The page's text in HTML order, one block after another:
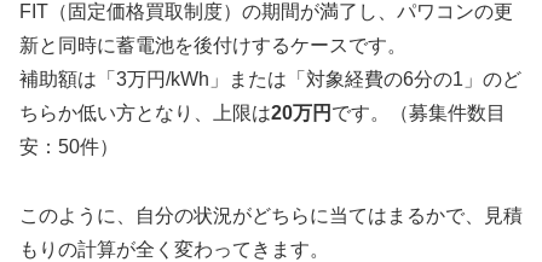
FIT（固定価格買取制度）の期間が満了し、パワコンの更
新と同時に蓄電池を後付けするケースです。
補助額は「3万円/kWh」または「対象経費の6分の1」のど
ちらか低い方となり、上限は20万円 です。（募集件数目
安：50件）
このように、自分の状況がどちらに当てはまるかで、見積
もりの計算が全く変わってきます。